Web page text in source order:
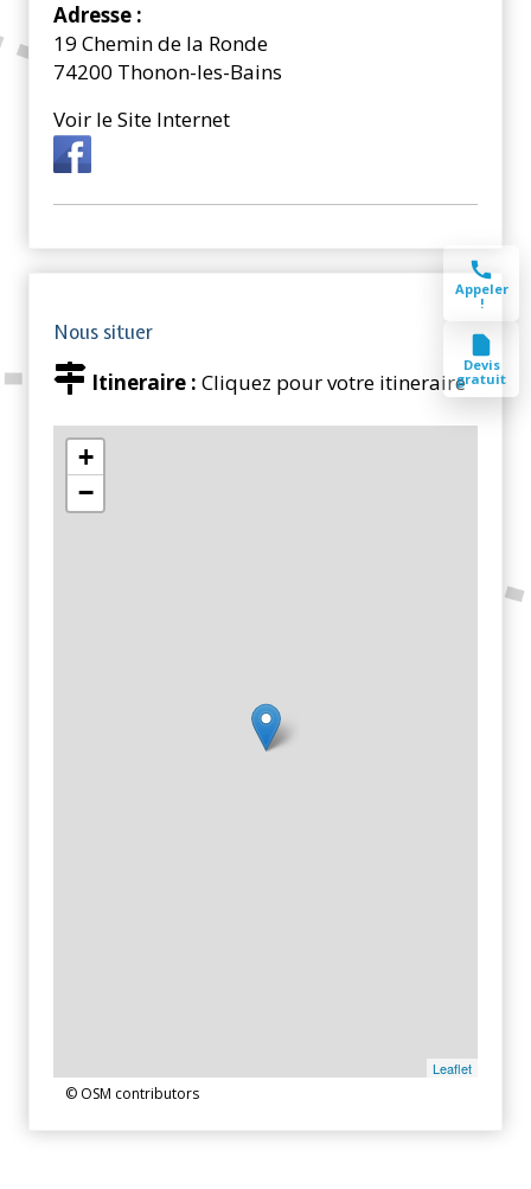
Adresse :
19 Chemin de la Ronde
74200 Thonon-les-Bains
Voir le Site Internet
Nous situer
Itineraire : Cliquez pour votre itineraire
+
−
Leaflet
© OSM contributors
Appeler
!
Devis
gratuit